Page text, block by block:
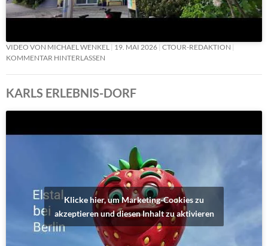
VIDEO VON MICHAEL WENKEL 19. MAI 2026 CTOUR-REDAKTION
KOMMENTAR HINTERLASSEN
KARLS ERLEBNIS-DORF
Klicke hier, um Marketing-Cookies zu
akzeptieren und diesen Inhalt zu aktivieren